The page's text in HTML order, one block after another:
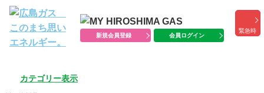
新規会員登録 会員ログイン
緊急時
カテゴリー表示